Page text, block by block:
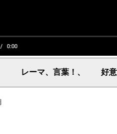
レーマ、言葉！、 好意